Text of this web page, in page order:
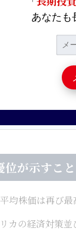
が示すこと
株価は再び最
カの経済対策
あなたも